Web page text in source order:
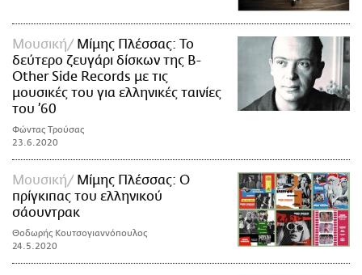
Μουσική
Μίμης Πλέσσας: Το
δεύτερο ζευγάρι δίσκων της B-
Other Side Records με τις
μουσικές του για ελληνικές ταινίες
του ’60
Φώντας Τρούσας
23.6.2020
Μουσική
Μίμης Πλέσσας: Ο
πρίγκιπας του ελληνικού
σάουντρακ
Θοδωρής Κουτσογιαννόπουλος
24.5.2020